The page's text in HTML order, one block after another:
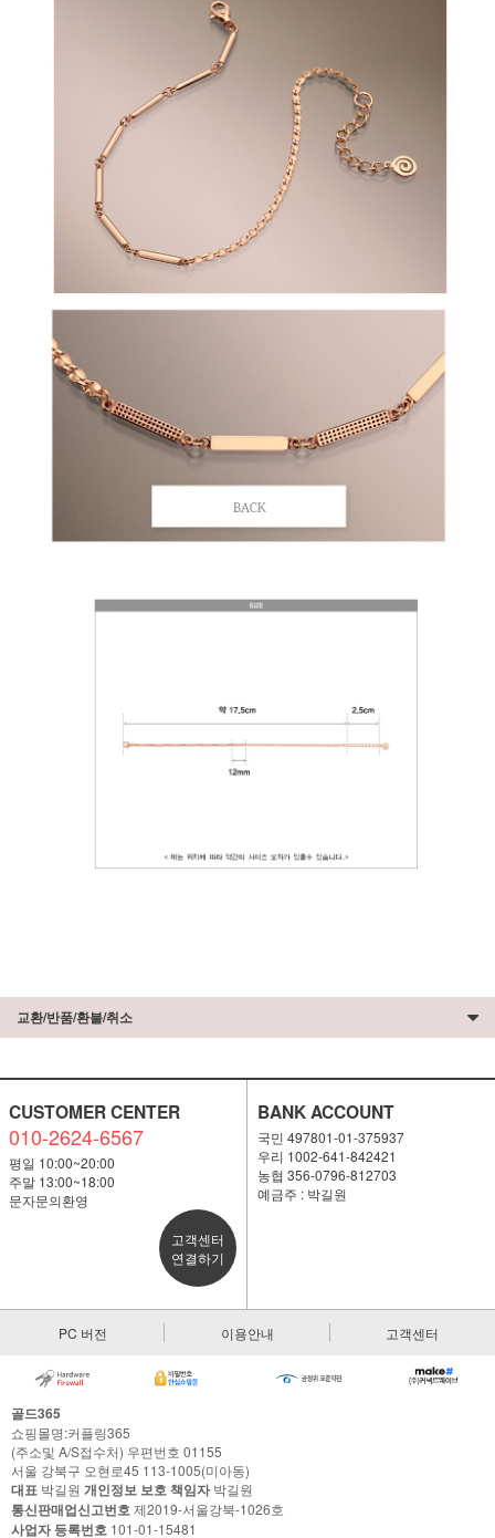
교환/반품/환불/취소
CUSTOMER CENTER
010-2624-6567
평일 10:00~20:00
주말 13:00~18:00
문자문의환영
고객센터
연결하기
BANK ACCOUNT
국민 497801-01-375937
우리 1002-641-842421
농협 356-0796-812703
예금주 : 박길원
PC 버전 이용안내 고객센터
골드365
쇼핑몰명:커플링365
(주소및 A/S접수처) 우편번호 01155
서울 강북구 오현로45 113-1005(미아동)
대표 박길원 개인정보 보호 책임자박길원
통신판매업신고번호제2019-서울강북-1026호
사업자 등록번호 101-01-15481